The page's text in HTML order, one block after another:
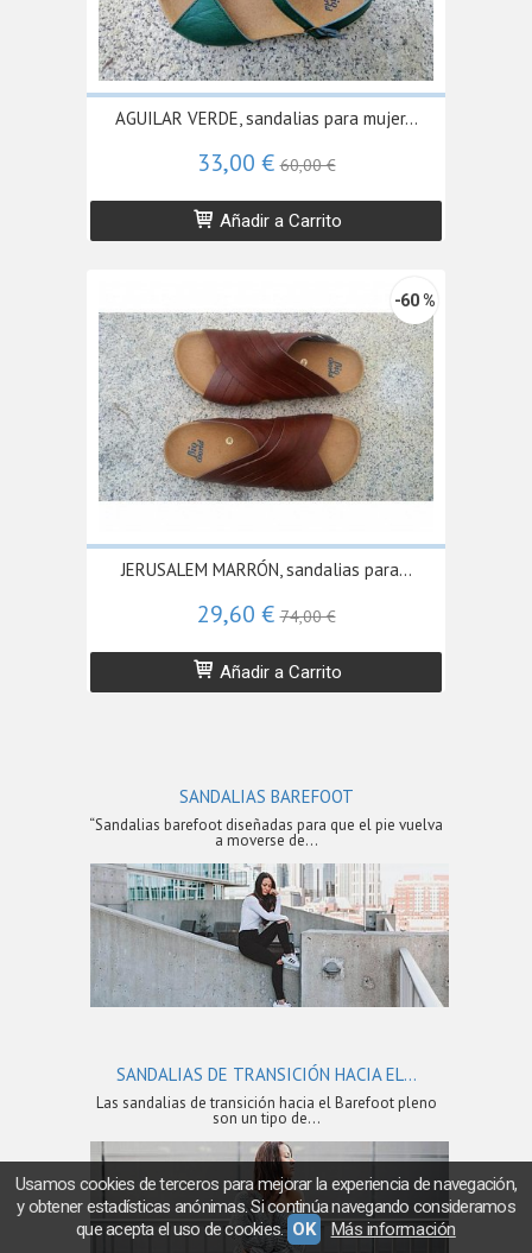
AGUILAR VERDE, sandalias para mujer...
33,00 €60,00 €
Añadir a Carrito
-60 %
JERUSALEM MARRÓN, sandalias para...
29,60 €74,00 €
Añadir a Carrito
SANDALIAS BAREFOOT
“Sandalias barefoot diseñadas para que el pie vuelva
a moverse de...
SANDALIAS DE TRANSICIÓN HACIA EL...
Las sandalias de transición hacia el Barefoot pleno
son un tipo de...
Usamos cookies de terceros para mejorar la experiencia de navegación,
y obtener estadísticas anónimas. Si continúa navegando consideramos
que acepta el uso de cookies. OK Más información